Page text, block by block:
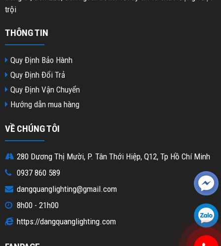
trội
THÔNG TIN
Quy Định Bảo Hành
Quy Định Đổi Trả
Quy Định Vận Chuyển
Hướng dẫn mua hàng
VỀ CHÚNG TÔI
280 Dương Thị Mười, P. Tân Thới Hiệp, Q12, Tp Hồ Chí Minh
0937 860 589
dangquanglighting@gmail.com
8h00 - 21h00
https://dangquanglighting.com